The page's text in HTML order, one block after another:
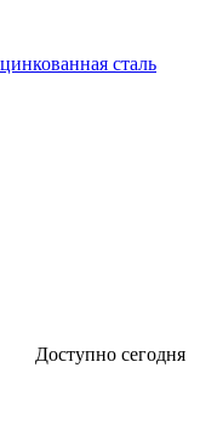
сталь
Доступно сегодня